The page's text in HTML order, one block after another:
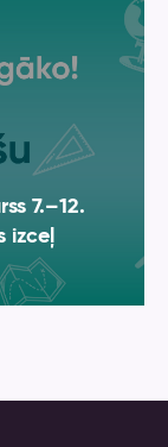
7.–12.
izceļ